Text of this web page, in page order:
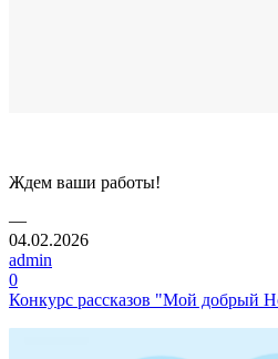
Ждем ваши работы!
—
04.02.2026
admin
0
Конкурс рассказов "Мой добрый